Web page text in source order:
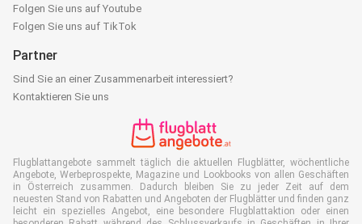
Folgen Sie uns auf Youtube
Folgen Sie uns auf TikTok
Partner
Sind Sie an einer Zusammenarbeit interessiert?
Kontaktieren Sie uns
Flugblattangebote sammelt täglich die aktuellen Flugblätter, wöchentliche
Angebote, Werbeprospekte, Magazine und Lookbooks von allen Geschäften
in Österreich zusammen. Dadurch bleiben Sie zu jeder Zeit auf dem
neuesten Stand von Rabatten und Angeboten der Flugblätter und finden ganz
leicht ein spezielles Angebot, eine besondere Flugblattaktion oder einen